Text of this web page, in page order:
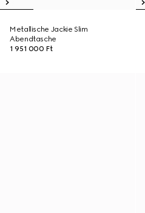
Metallische Jackie Slim
Abendtasche
1 951 000 Ft